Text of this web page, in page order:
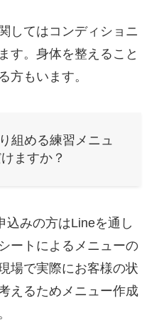
してはコンディショニ
す。身体を整えること
方もいます。
める練習メニュ
ますか？
みの方はLineを通し
ートによるメニューの
場で実際にお客様の状
えるためメニュー作成